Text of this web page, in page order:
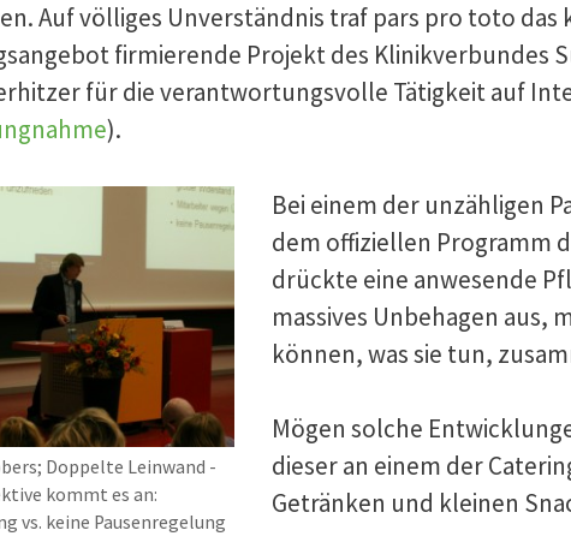
Auf völliges Unverständnis traf pars pro toto
firmierende Projekt des Klinikverbundes
für die verantwortungsvolle Tätigkeit auf
).
Doppelte Leinwand -
kommt es an:
vs. keine Pausenregelung
Bei einem der unzähligen
dem offiziellen Programm
drückte eine anwesende
massives Unbehagen aus,
können, was sie tun,
Mögen solche
dieser an einem der
Getränken und kleinen